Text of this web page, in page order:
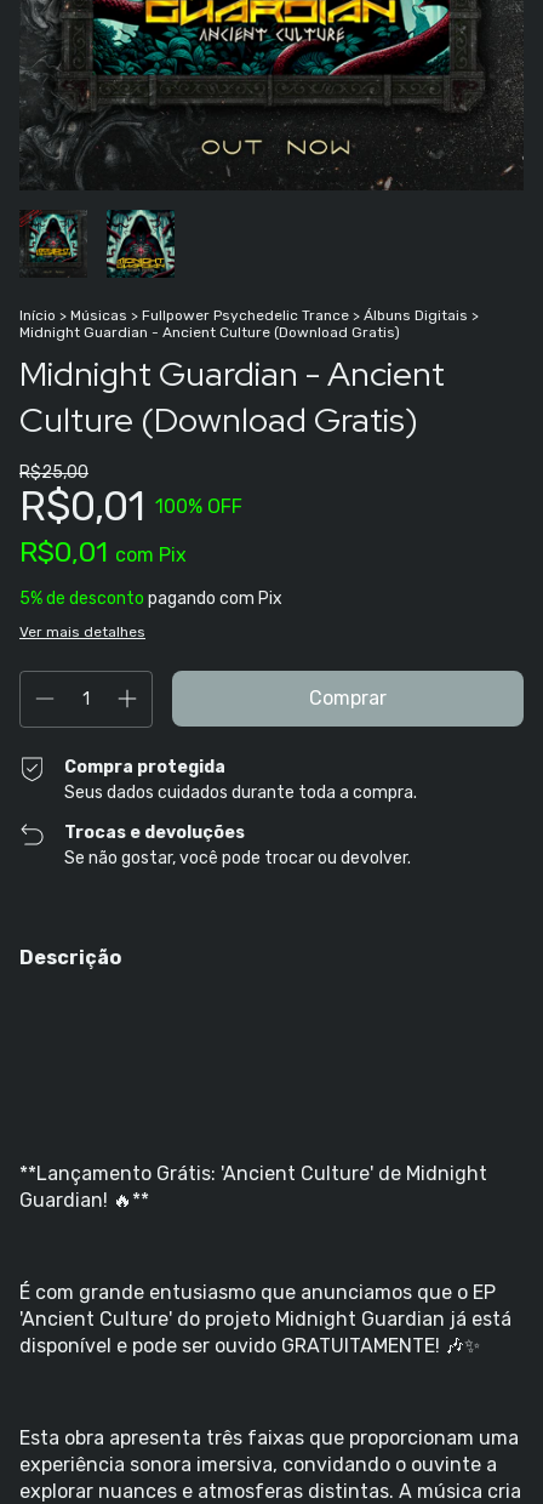
Início > Músicas > Fullpower Psychedelic Trance > Álbuns Digitais >
Midnight Guardian - Ancient Culture (Download Gratis)
Midnight Guardian - Ancient
Culture (Download Gratis)
R$25,00
R$0,01 100% OFF
R$0,01 com Pix
5% de desconto pagando com Pix
Ver mais detalhes
Compra protegida
Seus dados cuidados durante toda a compra.
Trocas e devoluções
Se não gostar, você pode trocar ou devolver.
Descrição
**Lançamento Grátis: 'Ancient Culture' de Midnight
Guardian! 🔥**
É com grande entusiasmo que anunciamos que o EP
'Ancient Culture' do projeto Midnight Guardian já está
disponível e pode ser ouvido GRATUITAMENTE! 🎶✨
Esta obra apresenta três faixas que proporcionam uma
experiência sonora imersiva, convidando o ouvinte a
explorar nuances e atmosferas distintas. A música cria